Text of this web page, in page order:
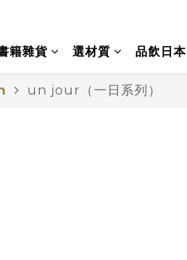
籍雜貨 選材質 品飲日本
un jour（一日系列）